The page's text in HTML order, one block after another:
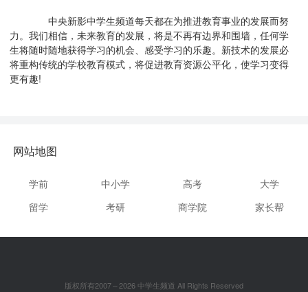
中央新影中学生频道每天都在为推进教育事业的发展而努
力。我们相信，未来教育的发展，将是不再有边界和围墙，任何学
生将随时随地获得学习的机会、感受学习的乐趣。新技术的发展必
将重构传统的学校教育模式，将促进教育资源公平化，使学习变得
更有趣!
网站地图
学前 中小学 高考
大学
留学
考研 商学院 家长帮
版权所有2007～2026 中学生频道 All Rights Reserved